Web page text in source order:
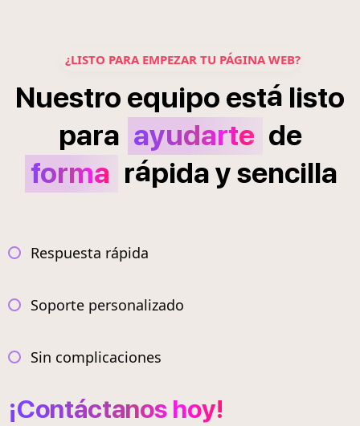
¿LISTO PARA EMPEZAR TU PÁGINA WEB?
Nuestro equipo está listo
para ayudarte de
forma rápidaysencilla
Respuesta rápida
Soporte personalizado
Sin complicaciones
¡Contáctanos hoy!